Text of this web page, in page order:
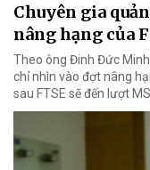
Chuyên gia
nâng hạng của
Theo ông Đinh Đức
chỉ nhìn vào đợt nâng
sau FTSE sẽ đến lượt